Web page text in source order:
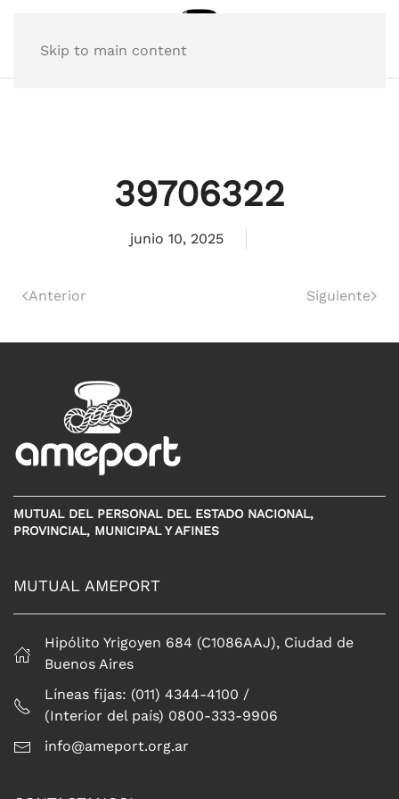
Skip to main content
39706322
junio 10, 2025
Anterior Siguiente
MUTUAL DEL PERSONAL DEL ESTADO NACIONAL,
PROVINCIAL, MUNICIPAL Y AFINES
MUTUAL AMEPORT
Hipólito Yrigoyen 684 (C1086AAJ), Ciudad de
Buenos Aires
Líneas fijas: (011) 4344-4100 /
(Interior del país) 0800-333-9906
info@ameport.org.ar